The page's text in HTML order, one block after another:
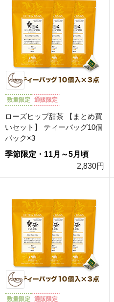
数量限定 通販限定
ローズヒップ甜茶 【まとめ買
いセット】 ティーバッグ10個
パック×3
季節限定・11月～5月頃
2,830円
数量限定 通販限定